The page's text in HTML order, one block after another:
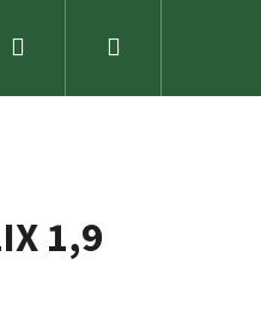
SPORTOVNÍ NÁŘADÍ A
Přihlášení
1,9